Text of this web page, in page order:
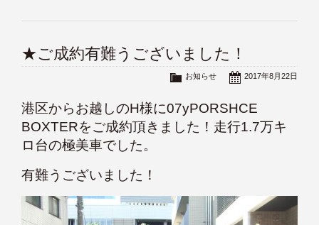
★ご成約有難うございました！
2017年8月22日
お知らせ
港区からお越しのH様に07yPORSHCE
BOXTERをご成約頂きました！走行1.7万キ
ロ台の極美車でした。
有難うございました！